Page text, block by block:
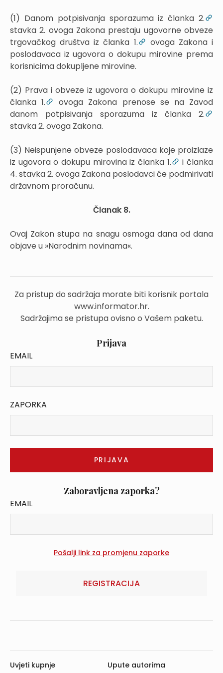
(1) Danom potpisivanja sporazuma iz članka 2.
stavka 2. ovoga Zakona prestaju ugovorne obveze
trgovačkog društva iz članka 1.
ovoga Zakona i
poslodavaca iz ugovora o dokupu mirovine prema
korisnicima dokupljene mirovine.
(2) Prava i obveze iz ugovora o dokupu mirovine iz
članka 1.
ovoga Zakona prenose se na Zavod
danom potpisivanja sporazuma iz članka 2.
stavka 2. ovoga Zakona.
(3) Neispunjene obveze poslodavaca koje proizlaze
iz ugovora o dokupu mirovina iz članka 1.
i članka
4. stavka 2. ovoga Zakona poslodavci će podmirivati
državnom proračunu.
Članak 8.
Ovaj Zakon stupa na snagu osmoga dana od dana
objave u »Narodnim novinama«.
Za pristup do sadržaja morate biti korisnik portala
www.informator.hr.
Sadržajima se pristupa ovisno o Vašem paketu.
Prijava
EMAIL
ZAPORKA
Zaboravljena zaporka?
EMAIL
REGISTRACIJA
Uvjeti kupnje Upute autorima